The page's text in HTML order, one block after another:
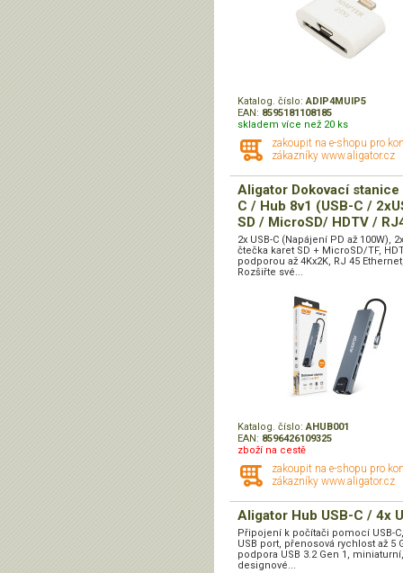
Katalog. číslo:ADIP4MUIP5
EAN: 8595181108185
skladem více než 20 ks
zakoupit na e-shopu pro
zákazníky www.aligator.cz
Aligator Dokovací stanice
C / Hub 8v1 (USB-C /
SD / MicroSD/ HDTV /
2x USB-C (Napájení PD až 100W),
čtečka karet SD + MicroSD/TF,
podporou až 4Kx2K, RJ 45
Rozšiřte své...
Katalog. číslo:AHUB001
EAN: 8596426109325
zboží na cestě
zakoupit na e-shopu pro
zákazníky www.aligator.cz
Aligator Hub USB-C / 4x
Připojení k počítači pomocí USB-
USB port, přenosová rychlost až 5
podpora USB 3.2 Gen 1, miniaturní,
designové...